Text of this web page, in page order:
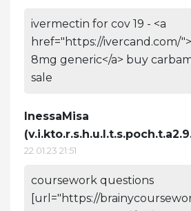
ivermectin for cov 19 - <a
href="https://ivercand.com/
8mg generic</a> buy
sale
InessaMisa
(
22.01.23 21:51
coursework questions
[url="https://